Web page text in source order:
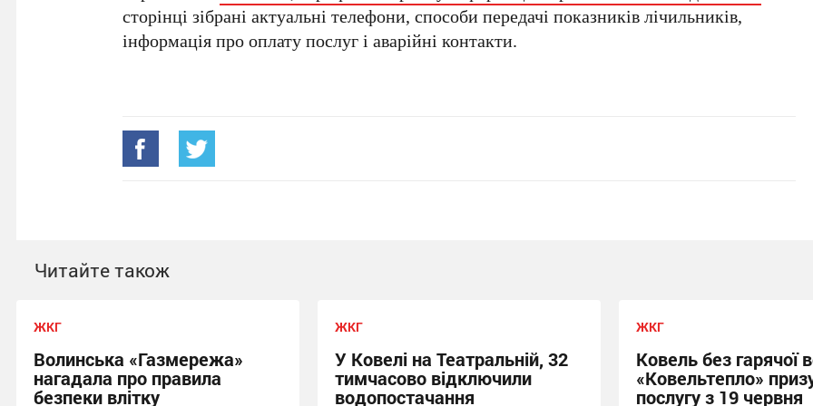
сторінці зібрані актуальні телефони, способи передачі показників лічильників,
інформація про оплату послуг і аварійні контакти.
Читайте також
ЖКГ
Волинська «Газмережа»
нагадала про правила
безпеки влітку
ЖКГ
У Ковелі на Театральній, 32
тимчасово відключили
водопостачання
ЖКГ
Ковель без гарячої
«Ковельтепло»
послугу з 19 червня